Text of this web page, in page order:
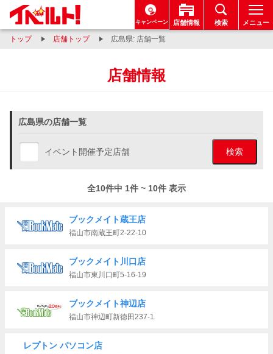
キャンペーン 店舗情報 検索 メニュー
トップ 店舗トップ 広島県: 店舗一覧
店舗情報
広島県の店舗一覧
イベント開催予定店舗 検索
全10件中 1件 ~ 10件 表示
ブックメイト蔵王店
福山市南蔵王町2-22-10
ブックメイト川口店
福山市東川口町5-16-19
ブックメイト神辺店
福山市神辺町新徳田237-1
レプトン パソコン店